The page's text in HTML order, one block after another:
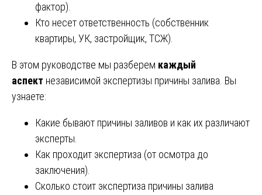
фактор).
Кто несет ответственность (собственник
квартиры, УК, застройщик, ТСЖ).
В этом руководстве мы разберем каждый
аспект независимой экспертизы причины залива. Вы
узнаете:
Какие бывают причины заливов и как их различают
эксперты.
Как проходит экспертиза (от осмотра до
заключения).
Сколько стоит экспертиза причины залива